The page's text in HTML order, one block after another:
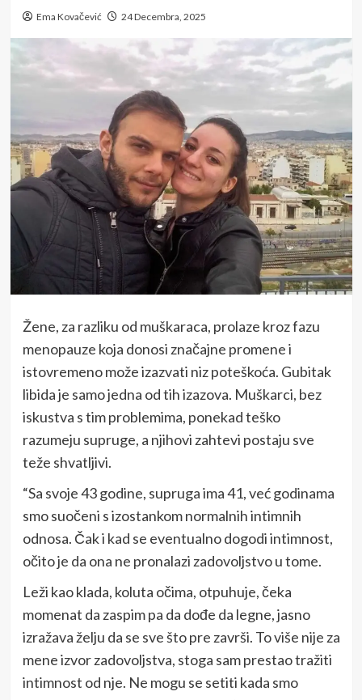
Ema Kovačević 24 Decembra, 2025
Žene, za razliku od muškaraca, prolaze kroz fazu
menopauze koja donosi značajne promene i
istovremeno može izazvati niz poteškoća. Gubitak
libida je samo jedna od tih izazova. Muškarci, bez
iskustva s tim problemima, ponekad teško
razumeju supruge, a njihovi zahtevi postaju sve
teže shvatljivi.
“Sa svoje 43 godine, supruga ima 41, već godinama
smo suočeni s izostankom normalnih intimnih
odnosa. Čak i kad se eventualno dogodi intimnost,
očito je da ona ne pronalazi zadovoljstvo u tome.
Leži kao klada, koluta očima, otpuhuje, čeka
momenat da zaspim pa da dođe da legne, jasno
izražava želju da se sve što pre završi. To više nije za
mene izvor zadovoljstva, stoga sam prestao tražiti
intimnost od nje. Ne mogu se setiti kada smo